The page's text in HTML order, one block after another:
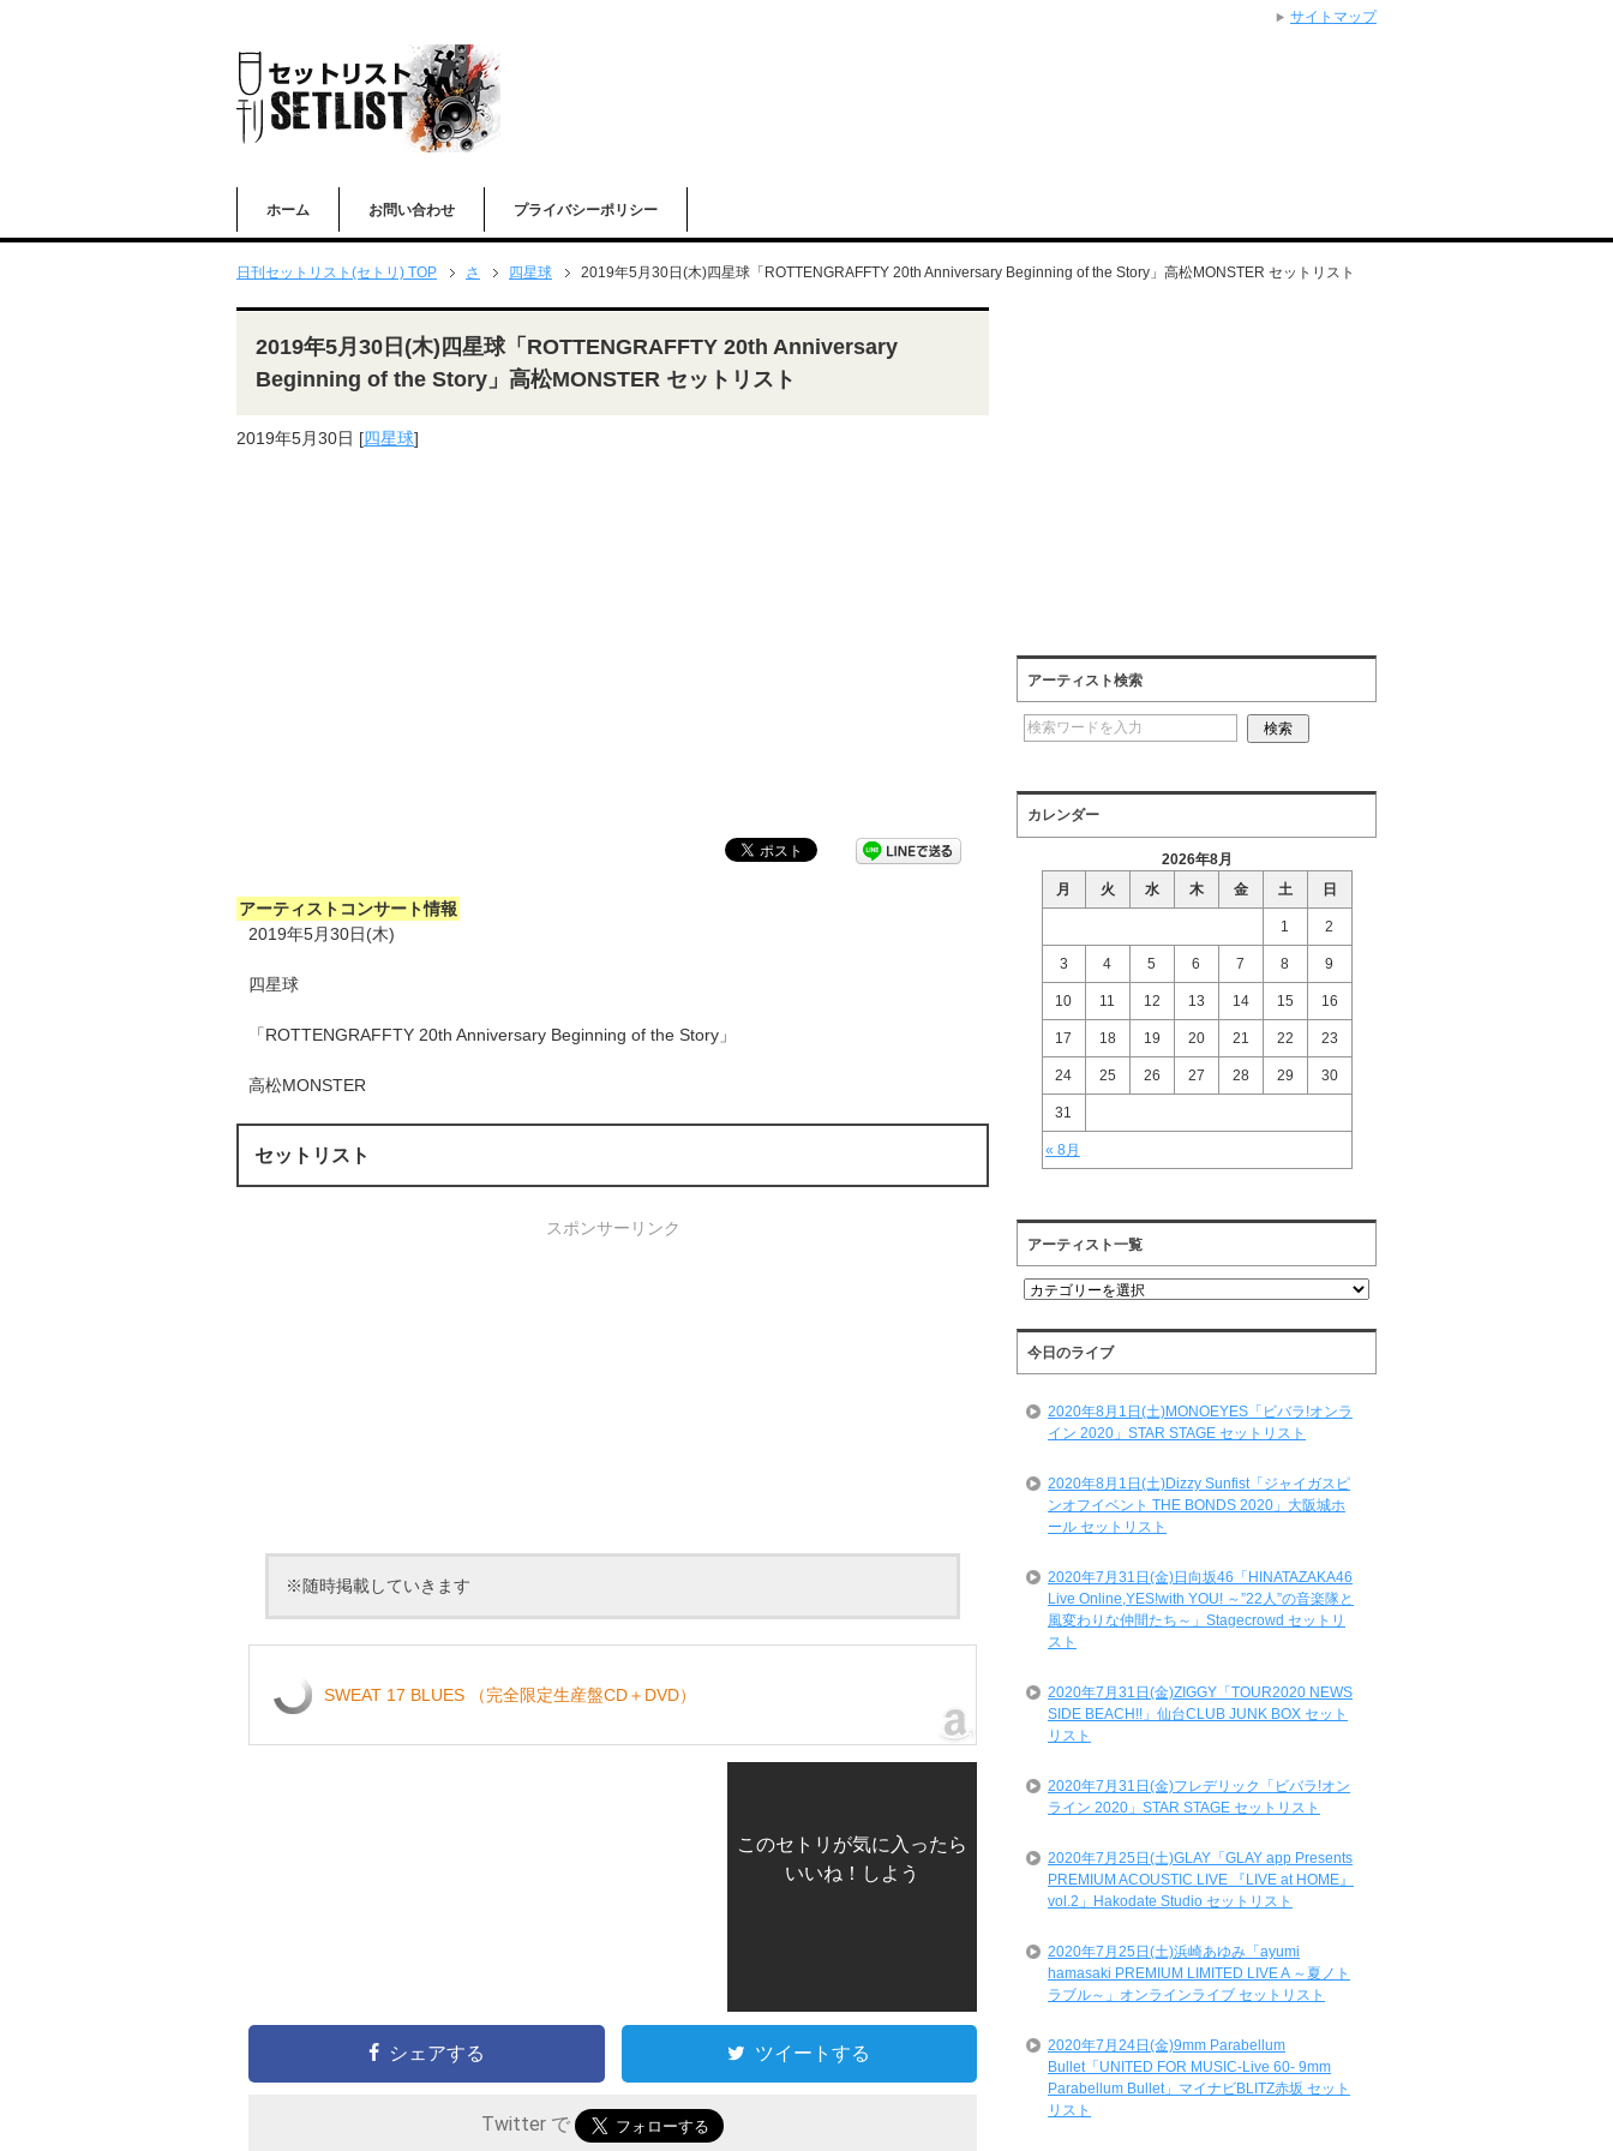
ホーム お問い合わせ プライバシーポリシー
日刊セットリスト(セトリ) TOP さ 四星球 2019年5月30日(木)四星球「ROTTENGRAFFTY 20th Anniversary Beginning of the Story」高松MONSTER セットリスト
2019年5月30日(木)四星球「ROTTENGRAFFTY 20th Anniversary
Beginning of the Story」高松MONSTER セットリスト
2019年5月30日 [四星球]
アーティストコンサート情報
2019年5月30日(木)
四星球
「ROTTENGRAFFTY 20th Anniversary Beginning of the Story」
高松MONSTER
セットリスト
スポンサーリンク
※随時掲載していきます
SWEAT 17 BLUES （完全限定生産盤CD＋DVD）
このセトリが気に入ったら
いいね！しよう
シェアする ツイートする
Twitter で
アーティスト検索
カレンダー
2026年8月
月
火 水 木 金 土 日
« 8月
1 2
3 4 5 6 7 8 9
10 11 12 13 14 15 16
17 18 19 20 21 22 23
24 25 26 27 28 29 30
31
アーティスト一覧
ア
テ
ィ
ス
一
今日のライブ
2020年8月1日(土)MONOEYES「ビバラ!オンラ
イン 2020」STAR STAGE セットリスト
2020年8月1日(土)Dizzy Sunfist「ジャイガスピ
ンオフイベント THE BONDS 2020」大阪城ホ
ール セットリスト
2020年7月31日(金)日向坂46「HINATAZAKA46
Live Online,YES!with YOU! ～”22人”の音楽隊と
風変わりな仲間たち～」Stagecrowd セットリ
スト
2020年7月31日(金)ZIGGY「TOUR2020 NEWS
SIDE BEACH!!」仙台CLUB JUNK BOX セット
リスト
2020年7月31日(金)フレデリック「ビバラ!オン
ライン 2020」STAR STAGE セットリスト
2020年7月25日(土)GLAY「GLAY app Presents
PREMIUM ACOUSTIC LIVE 『LIVE at HOME』
vol.2」Hakodate Studio セットリスト
2020年7月25日(土)浜崎あゆみ「ayumi
hamasaki PREMIUM LIMITED LIVE A ～夏ノト
ラブル～」オンラインライブ セットリスト
2020年7月24日(金)9mm Parabellum
Bullet「UNITED FOR MUSIC-Live 60- 9mm
Parabellum Bullet」マイナビBLITZ赤坂 セット
リスト
サイトマップ